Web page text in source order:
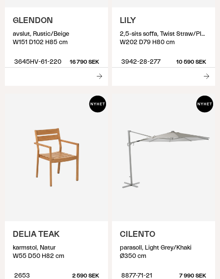
GLENDON
avslut, Rustic/Beige
W151 D102 H85 cm
3645HV-61-220 16 790 SEK
LILY
2,5-sits soffa, Twist Straw/Plush Wheat
W202 D79 H80 cm
3942-28-277 10 590 SEK
DELIA TEAK
karmstol, Natur
W55 D50 H82 cm
2653 2 590 SEK
CILENTO
parasoll, Light Grey/Khaki
Ø350 cm
8877-71-21 7 990 SEK